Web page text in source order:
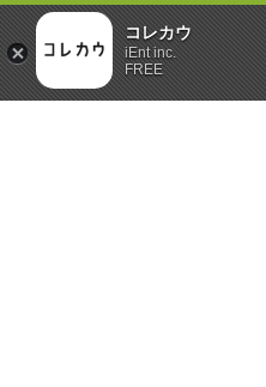
コレカウ
iEnt inc.
FREE